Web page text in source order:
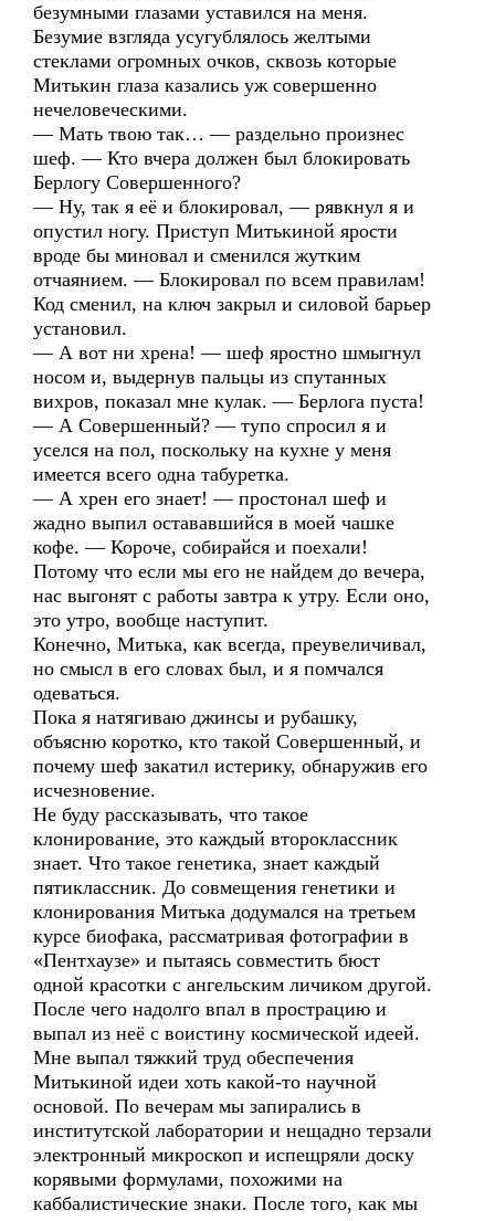
безумными глазами уставился на меня.
Безумие взгляда усугублялось желтыми
стеклами огромных очков, сквозь которые
Митькин глаза казались уж совершенно
нечеловеческими.
— Мать твою так… — раздельно произнес
шеф. — Кто вчера должен был блокировать
Берлогу Совершенного?
— Ну, так я её и блокировал, — рявкнул я и
опустил ногу. Приступ Митькиной ярости
вроде бы миновал и сменился жутким
отчаянием. — Блокировал по всем правилам!
Код сменил, на ключ закрыл и силовой барьер
установил.
— А вот ни хрена! — шеф яростно шмыгнул
носом и, выдернув пальцы из спутанных
вихров, показал мне кулак. — Берлога пуста!
— А Совершенный? — тупо спросил я и
уселся на пол, поскольку на кухне у меня
имеется всего одна табуретка.
— А хрен его знает! — простонал шеф и
жадно выпил остававшийся в моей чашке
кофе. — Короче, собирайся и поехали!
Потому что если мы его не найдем до вечера,
нас выгонят с работы завтра к утру. Если оно,
это утро, вообще наступит.
Конечно, Митька, как всегда, преувеличивал,
но смысл в его словах был, и я помчался
одеваться.
Пока я натягиваю джинсы и рубашку,
объясню коротко, кто такой Совершенный, и
почему шеф закатил истерику, обнаружив его
исчезновение.
Не буду рассказывать, что такое
клонирование, это каждый второклассник
знает. Что такое генетика, знает каждый
пятиклассник. До совмещения генетики и
клонирования Митька додумался на третьем
курсе биофака, рассматривая фотографии в
«Пентхаузе» и пытаясь совместить бюст
одной красотки с ангельским личиком другой.
После чего надолго впал в прострацию и
выпал из неё с воистину космической идеей.
Мне выпал тяжкий труд обеспечения
Митькиной идеи хоть какой-то научной
основой. По вечерам мы запирались в
институтской лаборатории и нещадно терзали
электронный микроскоп и испещряли доску
корявыми формулами, похожими на
каббалистические знаки. После того, как мы